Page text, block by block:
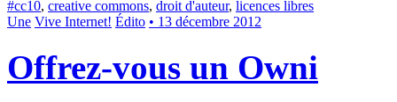
#cc10, creative commons, droit d'auteur, licences libres
Une Vive Internet! Édito • 13 décembre 2012
Offrez-vous un Owni